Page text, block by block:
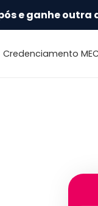
e ganhe outra
Credenciamento